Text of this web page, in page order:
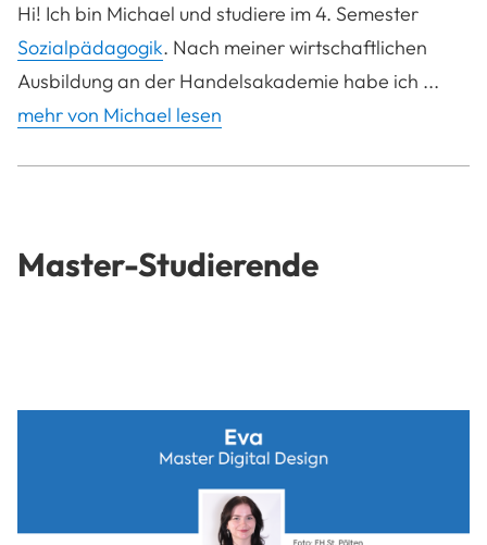
Hi! Ich bin Michael und studiere im 4. Semester
Sozialpädagogik. Nach meiner wirtschaftlichen
Ausbildung an der Handelsakademie habe ich ...
mehr von Michael lesen
Master-Studierende